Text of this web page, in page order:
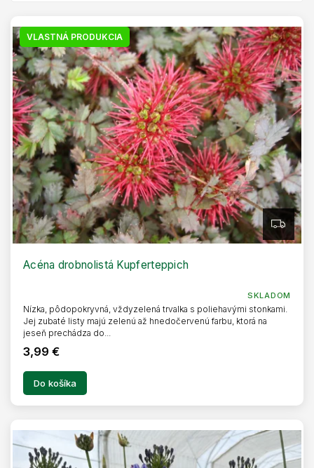
r
o
d
u
k
t
o
v
s
p
r
o
d
u
k
t
o
v
VLASTNÁ PRODUKCIA
Z
D
Acéna drobnolistá Kupferteppich
SKLADOM
3,99 €
Do košíka
Nízka, pôdopokryvná, vždyzelená trvalka s poliehavými stonkami.
Jej zubaté listy majú zelenú až hnedočervenú farbu, ktorá na
jeseň prechádza do...